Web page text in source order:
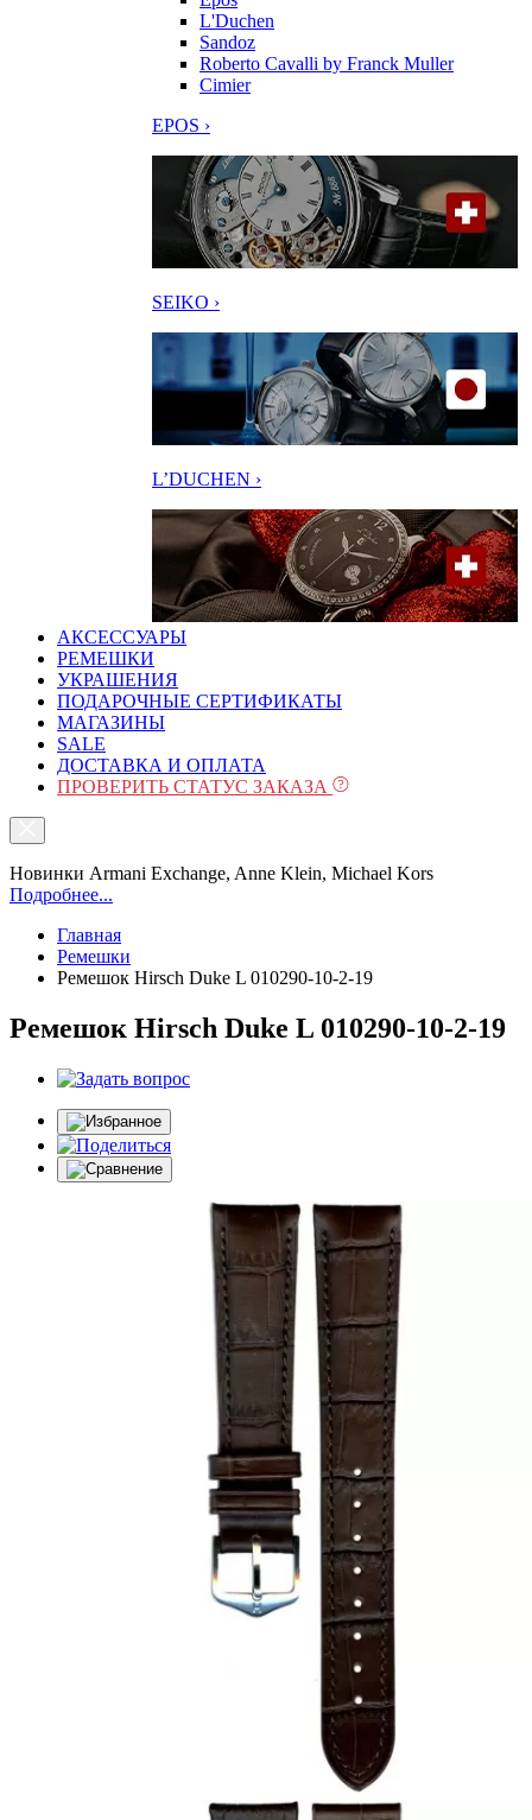
L'Duchen
Sandoz
Roberto Cavalli by Franck Muller
Cimier
EPOS ›
SEIKO ›
L’DUCHEN ›
АКСЕССУАРЫ
РЕМЕШКИ
УКРАШЕНИЯ
ПОДАРОЧНЫЕ СЕРТИФИКАТЫ
МАГАЗИНЫ
SALE
ДОСТАВКА И ОПЛАТА
ПРОВЕРИТЬ СТАТУС ЗАКАЗА
Новинки Armani Exchange, Anne Klein, Michael Kors
Подробнее...
Главная
Ремешки
Ремешок Hirsch Duke L 010290-10-2-19
Ремешок Hirsch Duke L 010290-10-2-19